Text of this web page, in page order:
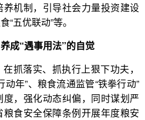
机制，引导社会力量投资建设
五优联动”等。
成“遇事用法”的自觉
抓落实、抓执行上狠下功夫，
年”、粮食流通监管“铁拳行动”
，强化动态纠偏，同时谋划严
食安全保障条例开展年度粮安